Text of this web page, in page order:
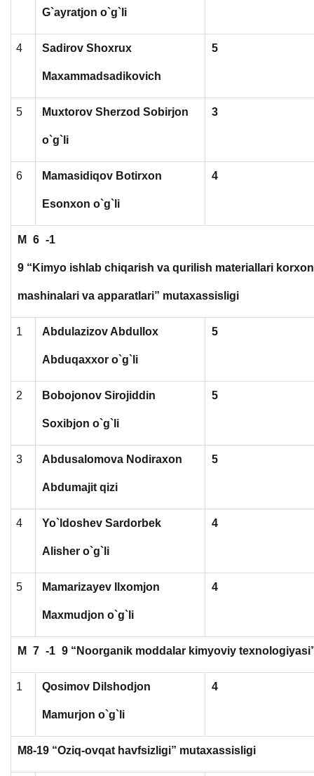
G`ayratjon o`g`li
4 Sadirov Shoxrux
Maxammadsadikovich
5
5 Muxtorov Sherzod Sobirjon
o`g`li
3
6 Mamasidiqov Botirxon
Esonxon o`g`li
4
M 6 -1
9 “Kimyo ishlab chiqarish va qurilish materiallari
mashinalari va apparatlari” mutaxassisligi
1 Abdulazizov Abdullox
Abduqaxxor o`g`li
5
2 Bobojonov Sirojiddin
Soxibjon o`g`li
5
3 Abdusalomova Nodiraxon
Abdumajit qizi
5
4 Yo`ldoshev Sardorbek
Alisher o`g`li
4
5 Mamarizayev Ilxomjon
Maxmudjon o`g`li
4
M 7 -1 9 “Noorganik moddalar kimyoviy
1 Qosimov Dilshodjon
Mamurjon o`g`li
4
M8-19 “Oziq-ovqat havfsizligi” mutaxassisligi